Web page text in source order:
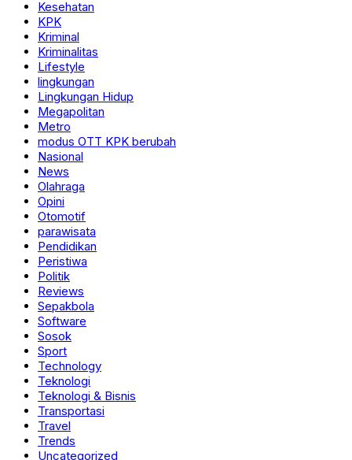
Kesehatan
KPK
Kriminal
Kriminalitas
Lifestyle
lingkungan
Lingkungan Hidup
Megapolitan
Metro
modus OTT KPK berubah
Nasional
News
Olahraga
Opini
Otomotif
parawisata
Pendidikan
Peristiwa
Politik
Reviews
Sepakbola
Software
Sosok
Sport
Technology
Teknologi
Teknologi & Bisnis
Transportasi
Travel
Trends
Uncategorized